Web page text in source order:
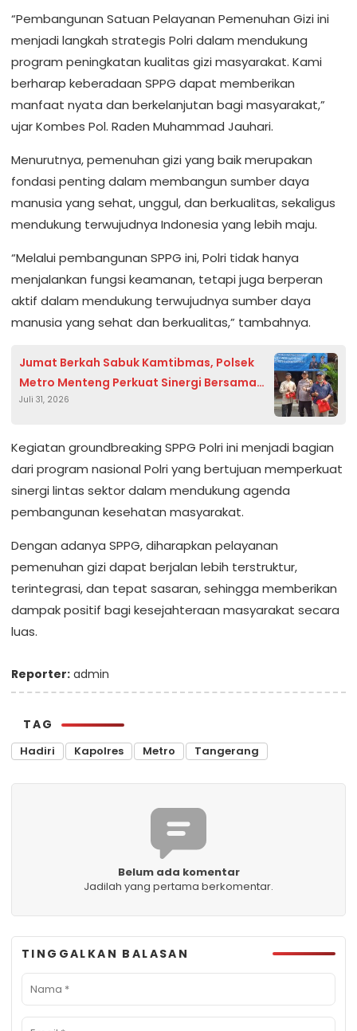
“Pembangunan Satuan Pelayanan Pemenuhan Gizi ini
menjadi langkah strategis Polri dalam mendukung
program peningkatan kualitas gizi masyarakat. Kami
berharap keberadaan SPPG dapat memberikan
manfaat nyata dan berkelanjutan bagi masyarakat,”
ujar Kombes Pol. Raden Muhammad Jauhari.
Menurutnya, pemenuhan gizi yang baik merupakan
fondasi penting dalam membangun sumber daya
manusia yang sehat, unggul, dan berkualitas, sekaligus
mendukung terwujudnya Indonesia yang lebih maju.
“Melalui pembangunan SPPG ini, Polri tidak hanya
menjalankan fungsi keamanan, tetapi juga berperan
aktif dalam mendukung terwujudnya sumber daya
manusia yang sehat dan berkualitas,” tambahnya.
Jumat Berkah Sabuk Kamtibmas, Polsek
Metro Menteng Perkuat Sinergi Bersama
Potensi Masyarakat
Juli 31, 2026
Kegiatan groundbreaking SPPG Polri ini menjadi bagian
dari program nasional Polri yang bertujuan memperkuat
sinergi lintas sektor dalam mendukung agenda
pembangunan kesehatan masyarakat.
Dengan adanya SPPG, diharapkan pelayanan
pemenuhan gizi dapat berjalan lebih terstruktur,
terintegrasi, dan tepat sasaran, sehingga memberikan
dampak positif bagi kesejahteraan masyarakat secara
luas.
Reporter: admin
TAG
Hadiri Kapolres Metro Tangerang
Belum ada komentar
Jadilah yang pertama berkomentar.
TINGGALKAN BALASAN